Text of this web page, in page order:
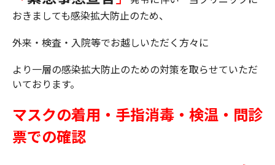
おきましても感染拡大防止のため、
外来・検査・入院等でお越しいただく方々に
より一層の感染拡大防止のための対策を取らせていただ
いております。
マスクの着用・手指消毒・検温・問診
票での確認